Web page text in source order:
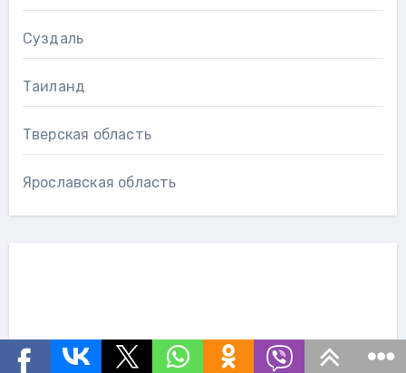
Суздаль
Таиланд
Тверская область
Ярославская область